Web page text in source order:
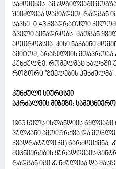
სამოთხეს. ამ ადგილებში
შეიძლება დაგიჯდეთ, რადგან
სავსე: 0,43 კვადრატული
გველი ბინადრობს. მათგან
ბოთროპსია. მისი ნაკბენი
ამიტომ, ბრაზილიის მთავრობა
კუნძულზე, რომელმაც ხალხში
როგორც "გველების კუნძულმა".
კუნძული სიურტსეი
აკრძალვის მიზეზი: სამეცნიერო
1963 წელს ისლანდიის წყლებში
ვულკანი ამოიფრქვა და მოკლე
კვადრატული კმ) წარმოიქმნა.
მეცნიერების ყურადღების
რადგან იგი კუნძულისა და